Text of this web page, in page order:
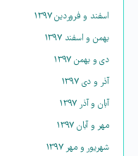
اسفند و فروردین ۱۳۹۷
بهمن و اسفند ۱۳۹۷
دی و بهمن ۱۳۹۷
آذر و دی ۱۳۹۷
آبان و آذر ۱۳۹۷
مهر و آبان ۱۳۹۷
شهریور و مهر ۱۳۹۷